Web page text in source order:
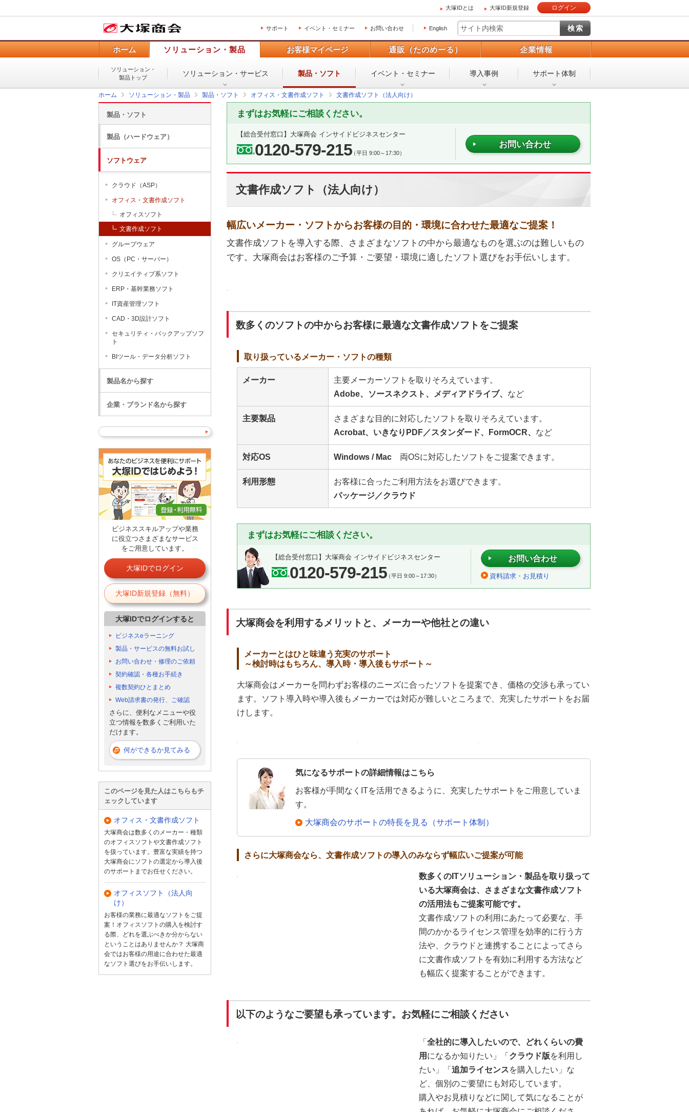
大塚IDとは 大塚ID新規登録 ログイン
サポート イベント・セミナー お問い合わせ English
ホーム ソリューション・製品 お客様マイページ 通販（たのめーる） 企業情報
ソリューション・
製品トップ
ソリューション・ サービス 製品・ソフト イベント・ セミナー 導入事例 サポート体制
ホーム ソリューション・製品 製品・ソフト オフィス・文書作成ソフト 文書作成ソフト（法人向け）
まずはお気軽にご相談ください。
【総合受付窓口】 大塚商会 インサイドビジネスセンター
0120-579-215（平日 9:00～17:30）
お問い合わせ
文書作成ソフト（法人向け）
幅広いメーカー・ソフトからお客様の目的・環境に合わせた最適なご提案！
文書作成ソフトを導入する際、さまざまなソフトの中から最適なものを選ぶのは難しいもの
です。大塚商会はお客様のご予算・ご要望・環境に適したソフト選びをお手伝いします。
数多くのソフトの中からお客様に最適な文書作成ソフトをご提案
取り扱っているメーカー・ソフトの種類
メーカー
主要メーカーソフトを取りそろえています。
Adobe、ソースネクスト、メディアドライブ、 など
主要製品
さまざまな目的に対応したソフトを取りそろえています。
Acrobat、いきなりPDF／スタンダード、FormOCR、 など
対応OS Windows / Mac 両OSに対応したソフトをご提案できます。
利用形態
お客様に合ったご利用方法をお選びできます。
パッケージ／クラウド
まずはお気軽にご相談ください。
【総合受付窓口】 大塚商会 インサイドビジネスセンター
0120-579-215（平日 9:00～17:30）
お問い合わせ
資料請求・お見積り
大塚商会を利用するメリットと、メーカーや他社との違い
メーカーとはひと味違う充実のサポート
～検討時はもちろん、導入時・導入後もサポート～
大塚商会はメーカーを問わずお客様のニーズに合ったソフトを提案でき、価格の交渉も承ってい
ます。ソフト導入時や導入後もメーカーでは対応が難しいところまで、充実したサポートをお届
けします。
気になるサポートの詳細情報はこちら
お客様が手間なくITを活用できるように、充実したサポートをご用意していま
す。
大塚商会のサポートの特長を見る（サポート体制）
さらに大塚商会なら、文書作成ソフトの導入のみならず幅広いご提案が可能
数多くのITソリューション・製品を取り扱って
いる大塚商会は、さまざまな文書作成ソフト
の活用法もご提案可能です。
文書作成ソフトの利用にあたって必要な、手
間のかかるライセンス管理を効率的に行う方
法や、クラウドと連携することによってさら
に文書作成ソフトを有効に利用する方法など
も幅広く提案することができます。
以下のようなご要望も承っています。お気軽にご相談ください
「 全社的に導入したいので、どれくらいの費
用 になるか知りたい」「 クラウド版を利用し
たい」「 追加ライセンスを購入したい」な
ど、個別のご要望にも対応しています。
購入やお見積りなどに関して気になることが
製品・ソフト
製品（ハードウェア）
ソフトウェア
クラウド（ASP）
オフィス・文書作成ソフト
オフィスソフト
文書作成ソフト
グループウェア
OS（PC・サーバー）
クリエイティブ系ソフト
ERP・基幹業務ソフト
IT資産管理ソフト
CAD・3D設計ソフト
セキュリティ・バックアップソフ
ト
BIツール・データ分析ソフト
製品名から探す
企業・ブランド名から探す
ビジネススキルアップや業務
に役立つさまざまなサービス
をご用意しています。
大塚IDでログイン
大塚ID新規登録（無料）
大塚IDでログインすると
ビジネスeラーニング
製品・サービスの無料お試し
お問い合わせ・修理のご依頼
契約確認・各種お手続き
複数契約ひとまとめ
Web請求書の発行、ご確認
さらに、便利なメニューや役
立つ情報を数多くご利用いた
だけます。
何ができるか見てみる
このページを見た人はこちらもチ
ェックしています
オフィス・文書作成ソフト
大塚商会は数多くのメーカー・種類
のオフィスソフトや文書作成ソフト
を扱っています。豊富な実績を持つ
大塚商会にソフトの選定から導入後
のサポートまでお任せください。
オフィスソフト（法人向
け）
お客様の業務に最適なソフトをご提
案！オフィスソフトの購入を検討す
る際、どれを選ぶべきか分からない
ということはありませんか？ 大塚商
会ではお客様の用途に合わせた最適
なソフト選びをお手伝いします。